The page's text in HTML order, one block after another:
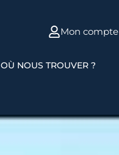
Mon compte
OÙ NOUS TROUVER ?